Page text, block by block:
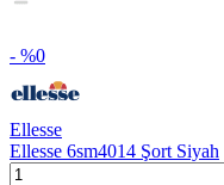
- %0
Ellesse
Ellesse 6sm4014 Şort Siyah